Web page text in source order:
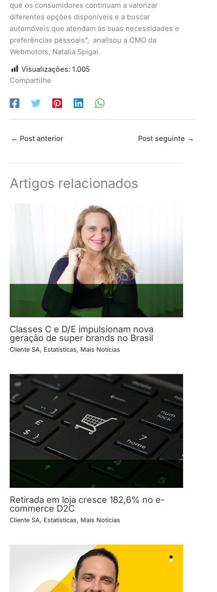
que os consumidores continuam a valorizar
diferentes opções disponíveis e a buscar
automóveis que atendam às suas necessidades e
preferências pessoais”, analisou a CMO da
Webmotors, Natalia Spigai.
Visualizações: 1.005
Compartilhe
← Post anterior Post seguinte →
Artigos relacionados
Classes C e D/E impulsionam nova
geração de super brands no Brasil
Cliente SA, Estatísticas, Mais Notícias
Retirada em loja cresce 182,6% no e-
commerce D2C
Cliente SA, Estatísticas, Mais Notícias